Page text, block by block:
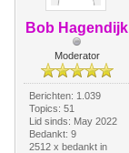
Bob Hagendijk
Moderator
Berichten: 1.039
Topics: 51
Lid sinds: May 2022
Bedankt: 9
2512 x bedankt in